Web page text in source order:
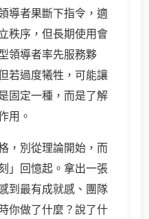
導者果斷下指令，適
秩序，但長期使用會
領導者率先服務夥
若過度犧牲，可能讓
固定一種，而是了解
用。
，別從理論開始，而
」回憶起。拿出一張
到最有成就感、團隊
你做了什麼？說了什